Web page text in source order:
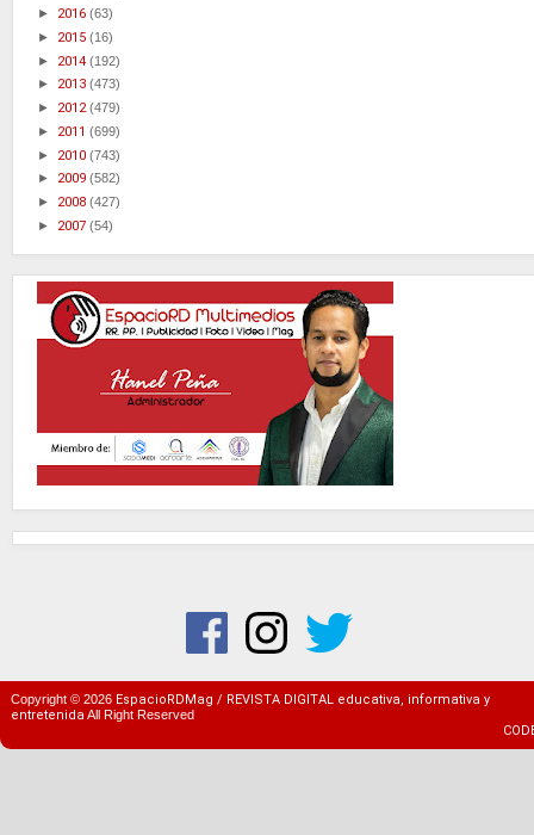
► 2016 (63)
► 2015 (16)
► 2014 (192)
► 2013 (473)
► 2012(479)
► 2011 (699)
► 2010 (743)
► 2009 (582)
► 2008 (427)
► 2007 (54)
Copyright © 2026 EspacioRDMag / REVISTA DIGITAL educativa, informativa y
entretenidaAll Right Reserved